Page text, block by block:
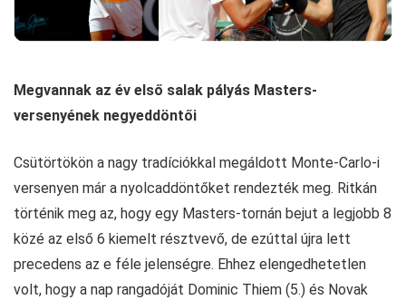
Megvannak az év első salak pályás Masters-
versenyének negyeddöntői
Csütörtökön a nagy tradíciókkal megáldott Monte-Carlo-i
versenyen már a nyolcaddöntőket rendezték meg. Ritkán
történik meg az, hogy egy Masters-tornán bejut a legjobb 8
közé az első 6 kiemelt résztvevő, de ezúttal újra lett
precedens az e féle jelenségre. Ehhez elengedhetetlen
volt, hogy a nap rangadóját Dominic Thiem (5.) és Novak